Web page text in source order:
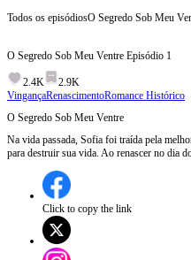
Todos os episódiosO Segredo Sob Meu
O Segredo Sob Meu Ventre Episódio 1
2.4K
2.9K
VingançaRenascimentoRomance Histórico
O Segredo Sob Meu Ventre
Na vida passada, Sofia foi traída pela
para destruir sua vida. Ao renascer no dia
segredos de família, trigêmeos e uma
fim trágico.
Click to copy the link